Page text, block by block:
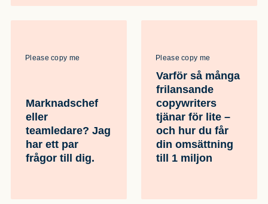
Please copy me
Marknadschef
eller
teamledare? Jag
har ett par
frågor till dig.
Please copy me
Varför så många
frilansande
copywriters
tjänar för lite –
och hur du får
din omsättning
till 1 miljon